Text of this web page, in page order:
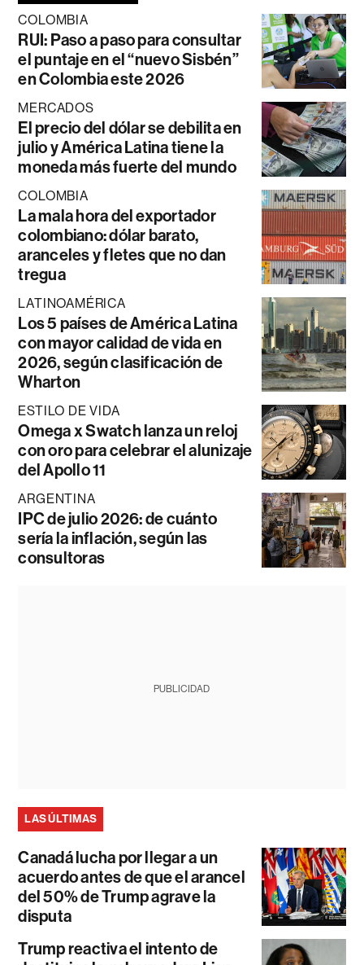
COLOMBIA
RUI: Paso a paso para consultar
el puntaje en el “nuevo Sisbén”
en Colombia este 2026
MERCADOS
El precio del dólar se debilita en
julio y América Latina tiene la
moneda más fuerte del mundo
COLOMBIA
La mala hora del exportador
colombiano: dólar barato,
aranceles y fletes que no dan
tregua
LATINOAMÉRICA
Los 5 países de América Latina
con mayor calidad de vida en
2026, según clasificación de
Wharton
ESTILO DE VIDA
Omega x Swatch lanza un reloj
con oro para celebrar el alunizaje
del Apollo 11
ARGENTINA
IPC de julio 2026: de cuánto
sería la inflación, según las
consultoras
PUBLICIDAD
LAS ÚLTIMAS
Canadá lucha por llegar a un
acuerdo antes de que el arancel
del 50% de Trump agrave la
disputa
Trump reactiva el intento de